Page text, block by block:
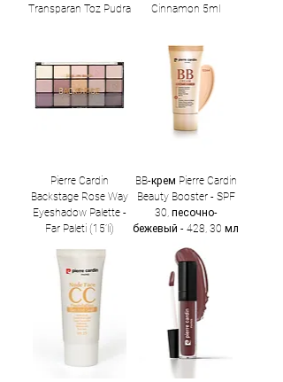
Transparan Toz Pudra
Cinnamon 5ml
Pierre Cardin
Backstage Rose Way
Eyeshadow Palette -
Far Paleti (15’li)
BB-крем Pierre Cardin
Beauty Booster - SPF
30, песочно-
бежевый - 428, 30 мл